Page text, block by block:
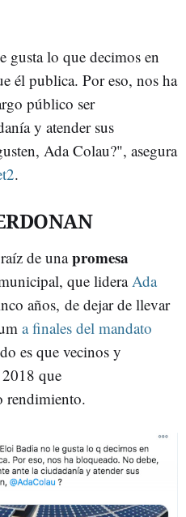
lo que decimos en
él publica. Por eso, nos ha
público ser
y atender sus
Ada Colau?", asegura
.
de unapromesa
que lideraAda
años, de dejar de llevar
a finales del mandato
es que vecinos y
que
rendimiento.